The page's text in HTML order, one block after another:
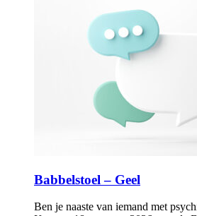
Babbelstoel – Geel
Ben je naaste van iemand met